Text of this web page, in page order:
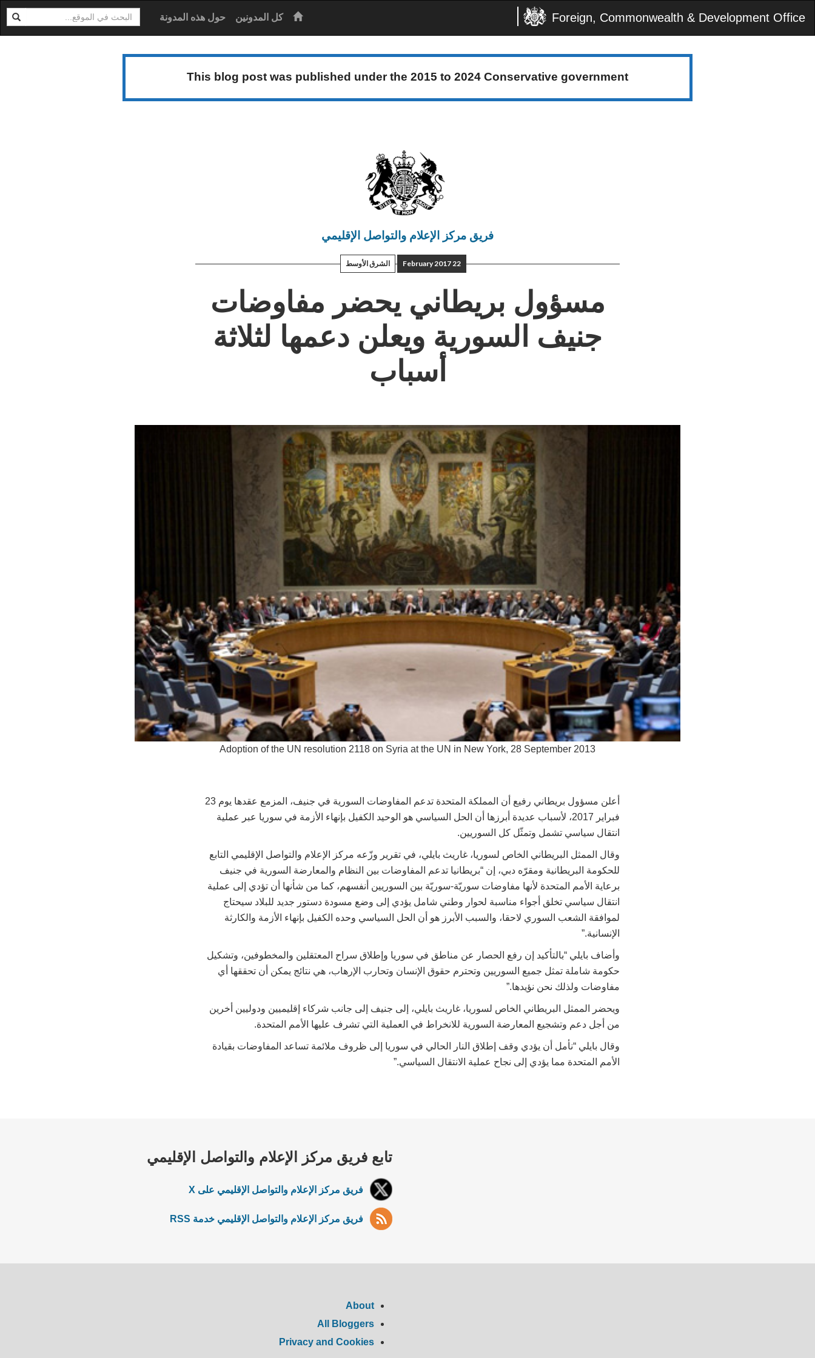
Foreign, Commonwealth & Development Office الرئيسية
كل المدونين حول هذه المدونة ابحث
This blog post was published under the 2015 to 2024 Conservative government
فريق مركز الإعلام والتواصل الإقليمي
22 February 2017 الشرق الأوسط
مسؤول بريطاني يحضر مفاوضات
جنيف السورية ويعلن دعمها لثلاثة
أسباب
Adoption of the UN resolution 2118 on Syria at the UN in New York, 28 September 2013
أعلن مسؤول بريطاني رفيع أن المملكة المتحدة تدعم المفاوضات السورية في جنيف، المزمع عقدها يوم 23
فبراير 2017، لأسباب عديدة أبرزها أن الحل السياسي هو الوحيد الكفيل بإنهاء الأزمة في سوريا عبر عملية
انتقال سياسي تشمل وتمثّل كل السوريين.
وقال الممثل البريطاني الخاص لسوريا، غاريث بايلي، في تقرير وزّعه مركز الإعلام والتواصل الإقليمي التابع
للحكومة البريطانية ومقرّه دبي، إن “بريطانيا تدعم المفاوضات بين النظام والمعارضة السورية في جنيف
برعاية الأمم المتحدة لأنها مفاوضات سوريّة-سوريّة بين السوريين أنفسهم، كما من شأنها أن تؤدي إلى عملية
انتقال سياسي تخلق أجواء مناسبة لحوار وطني شامل يؤدي إلى وضع مسودة دستور جديد للبلاد سيحتاج
لموافقة الشعب السوري لاحقا، والسبب الأبرز هو أن الحل السياسي وحده الكفيل بإنهاء الأزمة والكارثة
الإنسانية.”
وأضاف بايلي “بالتأكيد إن رفع الحصار عن مناطق في سوريا وإطلاق سراح المعتقلين والمخطوفين، وتشكيل
حكومة شاملة تمثل جميع السوريين وتحترم حقوق الإنسان وتحارب الإرهاب، هي نتائج يمكن أن تحققها أي
مفاوضات ولذلك نحن نؤيدها.”
ويحضر الممثل البريطاني الخاص لسوريا، غاريث بايلي، إلى جنيف إلى جانب شركاء إقليميين ودوليين أخرين
من أجل دعم وتشجيع المعارضة السورية للانخراط في العملية التي تشرف عليها الأمم المتحدة.
وقال بايلي “نأمل أن يؤدي وقف إطلاق النار الحالي في سوريا إلى ظروف ملائمة تساعد المفاوضات بقيادة
الأمم المتحدة مما يؤدي إلى نجاح عملية الانتقال السياسي.”
تابع فريق مركز الإعلام والتواصل الإقليمي
فريق مركز الإعلام والتواصل الإقليمي على X
فريق مركز الإعلام والتواصل الإقليمي خدمة RSS
About
All Bloggers
Privacy and Cookies